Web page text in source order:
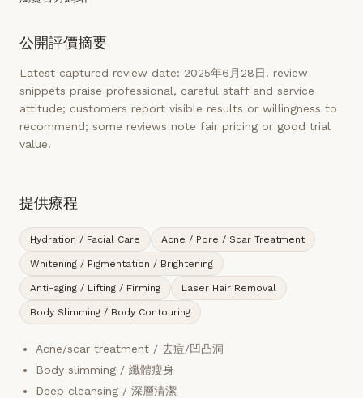
公開評價摘要
Latest captured review date: 2025年6月28日. review
snippets praise professional, careful staff and service
attitude; customers report visible results or willingness to
recommend; some reviews note fair pricing or good trial
value.
提供療程
Hydration / Facial Care Acne / Pore / Scar Treatment
Whitening / Pigmentation / Brightening
Anti-aging / Lifting / Firming Laser Hair Removal
Body Slimming / Body Contouring
Acne/scar treatment / 去痘/凹凸洞
Body slimming / 纖體瘦身
Deep cleansing / 深層清潔